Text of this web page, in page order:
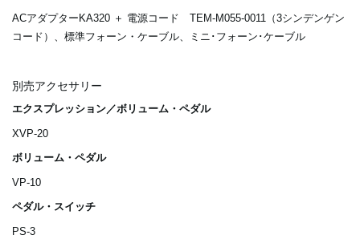
ACアダプターKA320 ＋ 電源コード TEM-M055-0011（3シンデンゲン
コード）、標準フォーン・ケーブル、ミニ･フォーン･ケーブル
別売アクセサリー
エクスプレッション／ボリューム・ペダル
XVP-20
ボリューム・ペダル
VP-10
ペダル・スイッチ
PS-3